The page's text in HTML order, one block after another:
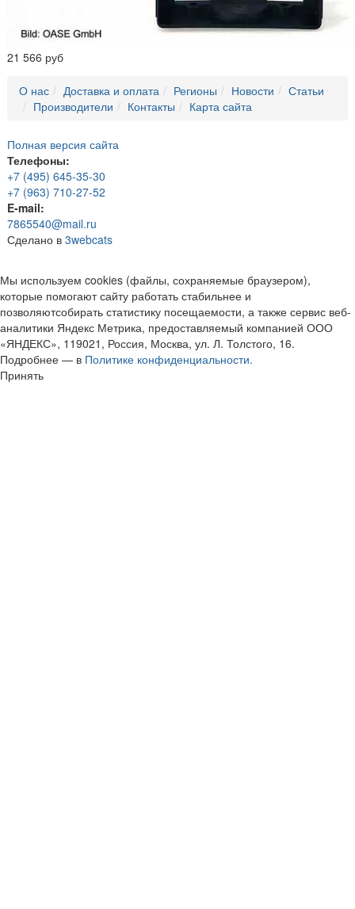
21 566 руб
О нас Доставка и оплата Регионы Новости
Статьи
Производители
Контакты Карта сайта
Полная версия сайта
Телефоны:
+7 (495) 645-35-30
+7 (963) 710-27-52
E-mail:
7865540@mail.ru
Сделано в 3webcats
Мы используем cookies (файлы, сохраняемые браузером),
которые помогают сайту работать стабильнее и
позволяютсобирать статистику посещаемости, а также сервис веб-
аналитики Яндекс Метрика, предоставляемый компанией ООО
«ЯНДЕКС», 119021, Россия, Москва, ул. Л. Толстого, 16.
Подробнее — в Политике конфиденциальности.
Принять